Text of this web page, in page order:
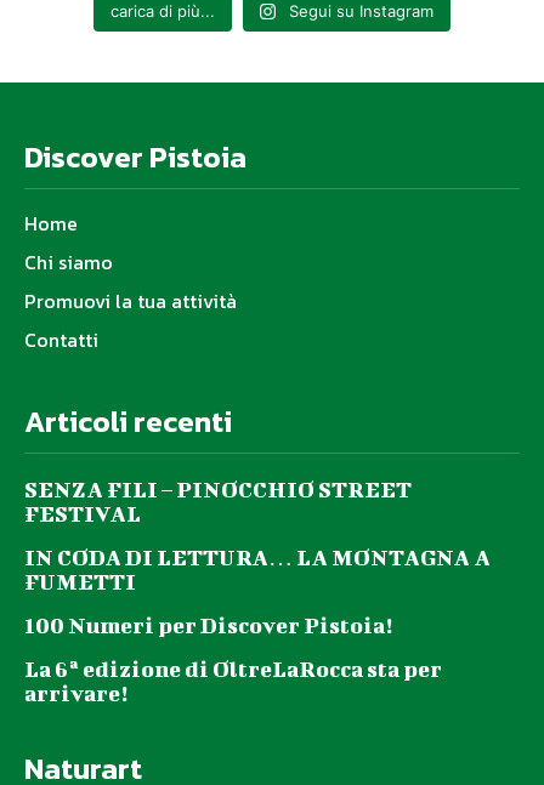
carica di più... Segui su Instagram
Discover Pistoia
Home
Chi siamo
Promuovi la tua attività
Contatti
Articoli recenti
SENZA FILI – PINOCCHIO STREET
FESTIVAL
IN CODA DI LETTURA… LA MONTAGNA A
FUMETTI
100 Numeri per Discover Pistoia!
La 6ª edizione di OltreLaRocca sta per
arrivare!
Naturart